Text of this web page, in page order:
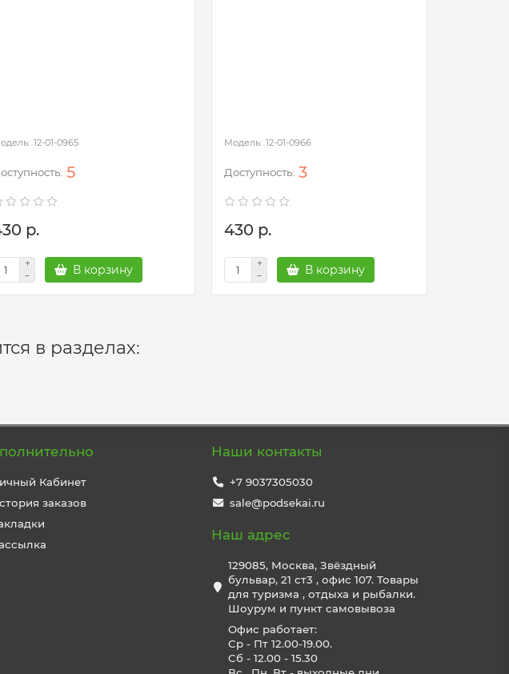
12-01-0965
5
р.
В корзину
12-01-0966
3
430 р.
В корзину
в разделах:
Кабинет
заказов
Наши контакты
+7 9037305030
sale@podsekai.ru
Наш адрес
129085, Москва, Звёздный
бульвар, 21 ст3 , офис 107. Товары
для туризма , отдыха и рыбалки.
Шоурум и пункт самовывоза
Офис работает:
Ср - Пт 12.00-19.00.
Сб - 12.00 - 15.30